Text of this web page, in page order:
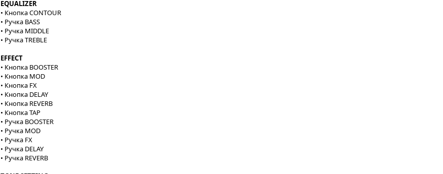
EQUALIZER
• Кнопка CONTOUR
• Ручка BASS
• Ручка MIDDLE
• Ручка TREBLE
EFFECT
• Кнопка BOOSTER
• Кнопка MOD
• Кнопка FX
• Кнопка DELAY
• Кнопка REVERB
• Кнопка TAP
• Ручка BOOSTER
• Ручка MOD
• Ручка FX
• Ручка DELAY
• Ручка REVERB